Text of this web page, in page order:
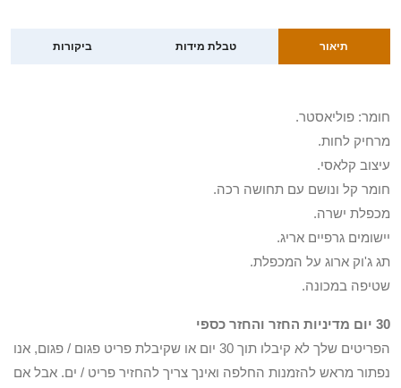
תיאור טבלת מידות ביקורות
חומר: פוליאסטר.
מרחיק לחות.
עיצוב קלאסי.
חומר קל ונושם עם תחושה רכה.
מכפלת ישרה.
יישומים גרפיים אריג.
תג ג'וק ארוג על המכפלת.
שטיפה במכונה.
30 יום מדיניות החזר והחזר כספי
הפריטים שלך לא קיבלו תוך 30 יום או שקיבלת פריט פגום / פגום, אנו
נפתור מראש להזמנות החלפה ואינך צריך להחזיר פריט / ים. אבל אם